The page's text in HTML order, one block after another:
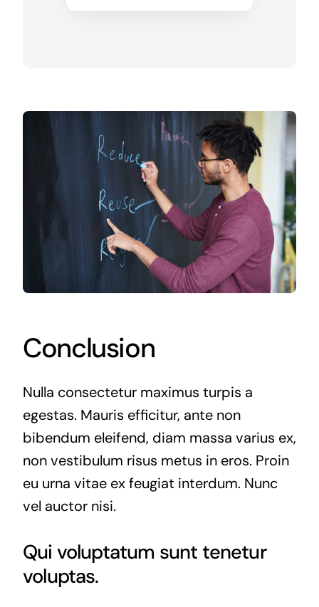
Conclusion
Nulla consectetur maximus turpis a
egestas. Mauris efficitur, ante non
bibendum eleifend, diam massa varius ex,
non vestibulum risus metus in eros. Proin
eu urna vitae ex feugiat interdum. Nunc
vel auctor nisi.
Qui voluptatum sunt tenetur
voluptas.